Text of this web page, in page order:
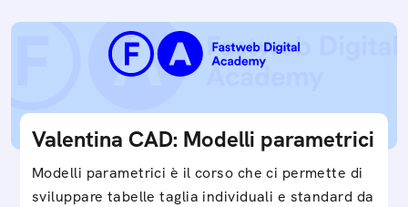
Valentina CAD: Modelli parametrici
Modelli parametrici è il corso che ci permette di
sviluppare tabelle taglia individuali e standard da